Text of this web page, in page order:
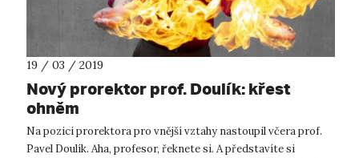
19 / 03 / 2019
Nový prorektor prof. Doulík: křest
ohněm
Na pozici prorektora pro vnější vztahy nastoupil včera prof.
Pavel Doulík. Aha, profesor, řeknete si. A představíte si